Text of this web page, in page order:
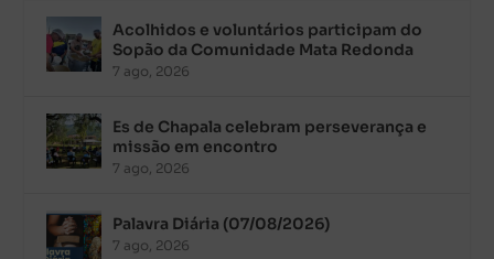
Acolhidos e voluntários participam do
Sopão da Comunidade Mata Redonda
7 ago, 2026
Es de Chapala celebram perseverança e
missão em encontro
7 ago, 2026
Palavra Diária (07/08/2026)
7 ago, 2026